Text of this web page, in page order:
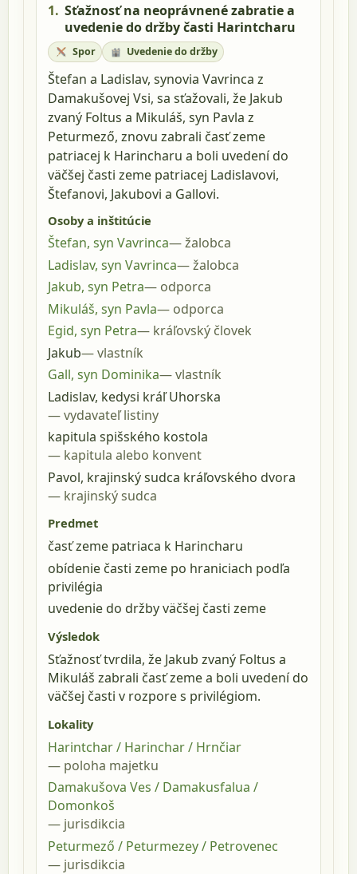
1. Sťažnosť na neoprávnené zabratie a
uvedenie do držby časti Harintcharu
Spor Uvedenie do držby
Štefan a Ladislav, synovia Vavrinca z
Damakušovej Vsi, sa sťažovali, že Jakub
zvaný Foltus a Mikuláš, syn Pavla z
Peturmező, znovu zabrali časť zeme
patriacej k Harincharu a boli uvedení do
väčšej časti zeme patriacej Ladislavovi,
Štefanovi, Jakubovi a Gallovi.
Osoby a inštitúcie
Štefan, syn Vavrinca
žalobca
Ladislav, syn Vavrinca
žalobca
Jakub, syn Petra
odporca
Mikuláš, syn Pavla
odporca
Egid, syn Petra
kráľovský človek
Jakub
vlastník
Gall, syn Dominika
vlastník
Ladislav, kedysi kráľ Uhorska
vydavateľ listiny
kapitula spišského kostola
kapitula alebo konvent
Pavol, krajinský sudca kráľovského dvora
krajinský sudca
Predmet
časť zeme patriaca k Harincharu
obídenie časti zeme po hraniciach podľa
privilégia
uvedenie do držby väčšej časti zeme
Výsledok
Sťažnosť tvrdila, že Jakub zvaný Foltus a
Mikuláš zabrali časť zeme a boli uvedení do
väčšej časti v rozpore s privilégiom.
Lokality
Harintchar / Harinchar / Hrnčiar
poloha majetku
Damakušova Ves / Damakusfalua /
Domonkoš
jurisdikcia
Peturmező / Peturmezey / Petrovenec
jurisdikcia